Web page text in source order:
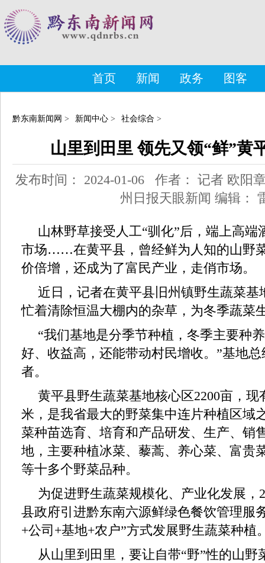
首页 新闻 政务 图客
黔东南新闻网 > 新闻中心 > 社会综合 >
山里到田里 领先又领“鲜”黄
发布时间： 2024-01-06 作者： 记者 欧阳
州日报天眼新闻 编辑：
山林野草接受人工“驯化”后，端上高端
市场……在黄平县，曾经鲜为人知的山野
价倍增，还成为了富民产业，走俏市场。
近日，记者在黄平县旧州镇野生蔬菜基
忙着清除恒温大棚内的杂草，为冬季蔬菜
“我们基地是分季节种植，冬季主要种
好、收益高，还能带动村民增收。”基地
者。
黄平县野生蔬菜基地核心区2200亩，现
米，是我省最大的野菜集中连片种植区域
菜种苗选育、培育和产品研发、生产、销
地，主要种植冰菜、藜蒿、养心菜、富贵
等十多个野菜品种。
为促进野生蔬菜规模化、产业化发展，
县政府引进黔东南六源鲜绿色餐饮管理服
+公司+基地+农户”方式发展野生蔬菜种植
从山里到田里，要让自带“野”性的山野